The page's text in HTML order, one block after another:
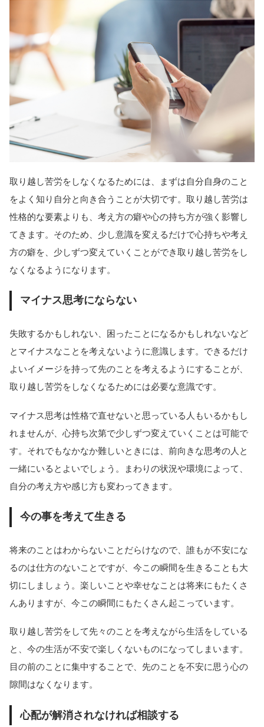
取り越し苦労をしなくなるためには、まずは自分自身のこと
をよく知り自分と向き合うことが大切です。取り越し苦労は
性格的な要素よりも、考え方の癖や心の持ち方が強く影響し
てきます。そのため、少し意識を変えるだけで心持ちや考え
方の癖を、少しずつ変えていくことができ取り越し苦労をし
なくなるようになります。
マイナス思考にならない
失敗するかもしれない、困ったことになるかもしれないなど
とマイナスなことを考えないように意識します。できるだけ
よいイメージを持って先のことを考えるようにすることが、
取り越し苦労をしなくなるためには必要な意識です。
マイナス思考は性格で直せないと思っている人もいるかもし
れませんが、心持ち次第で少しずつ変えていくことは可能で
す。それでもなかなか難しいときには、前向きな思考の人と
一緒にいるとよいでしょう。まわりの状況や環境によって、
自分の考え方や感じ方も変わってきます。
今の事を考えて生きる
将来のことはわからないことだらけなので、誰もが不安にな
るのは仕方のないことですが、今この瞬間を生きることも大
切にしましょう。楽しいことや幸せなことは将来にもたくさ
んありますが、今この瞬間にもたくさん起こっています。
取り越し苦労をして先々のことを考えながら生活をしている
と、今の生活が不安で楽しくないものになってしまいます。
目の前のことに集中することで、先のことを不安に思う心の
隙間はなくなります。
心配が解消されなければ相談する